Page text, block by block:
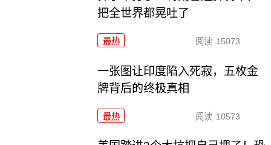
把全世界都晃吐了
最热 阅读 15073
一张图让印度陷入死寂，五枚金
牌背后的终极真相
最热 阅读 10573